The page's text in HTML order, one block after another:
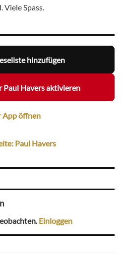
Spass.
hinzufügen
Paul Havers aktivieren
App öffnen
Paul Havers
Einloggen